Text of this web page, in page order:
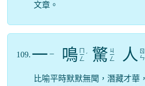
文章。
109. 一 ㄧ 鳴 ㄧ
ㄥ
ˊ 驚 ㄐ
ㄧ
ㄥ 人 ㄖ
ㄣ
比喻平時默默無聞，潛藏才華